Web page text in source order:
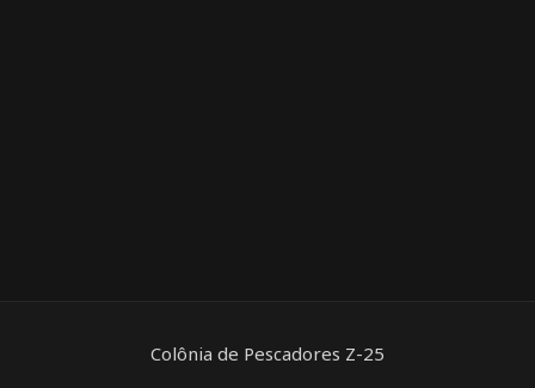
Colônia de Pescadores Z-25